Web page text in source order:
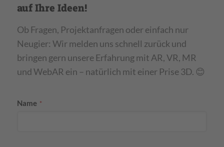
auf Ihre Ideen!
Ob Fragen, Projektanfragen oder einfach nur
Neugier: Wir melden uns schnell zurück und
bringen gern unsere Erfahrung mit AR, VR, MR
und WebAR ein – natürlich mit einer Prise 3D. 😊
Phone
Number
Name *